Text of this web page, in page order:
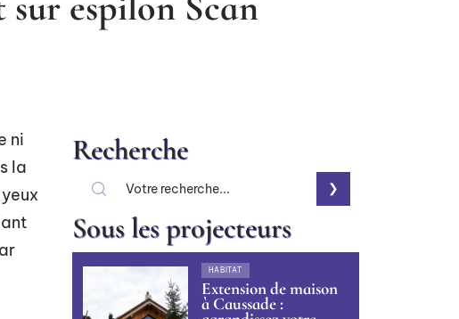
ni
la
Recherche
Sous les projecteurs
HABITAT
Extension de maison
à Caussade :